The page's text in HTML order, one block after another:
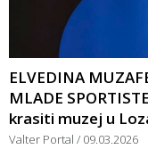
ELVEDINA
MLADE
krasiti muzej u
Valter Portal 09.03.2026